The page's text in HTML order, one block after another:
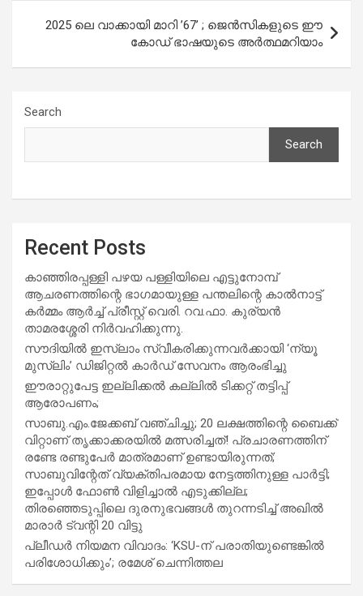
2025 ലെ വാക്കായി മാറി ’67’ ; ജെന്‍സികളുടെ ഈ
കോഡ് ഭാഷയുടെ അര്‍ത്ഥമറിയാം
Search
Search
Recent Posts
കാഞ്ഞിരപ്പള്ളി പഴയ പള്ളിയിലെ എട്ടുനോമ്പ്
ആചരണത്തിന്റെ ഭാഗമായുള്ള പന്തലിന്റെ കാൽനാട്ട്
കർമ്മം ആർച്ച് പ്രീസ്റ്റ് വെരി. റവ.ഫാ. കുര്യൻ
താമരശ്ശേരി നിർവഹിക്കുന്നു.
സൗദിയില്‍ ഇസ്‌ലാം സ്വീകരിക്കുന്നവര്‍ക്കായി ‘ന്യൂ
മുസ്ലിം’ ഡിജിറ്റല്‍ കാര്‍ഡ് സേവനം ആരംഭിച്ചു
ഈരാറ്റുപേട്ട ഇല്ലിക്കൽ കല്ലിൽ ടിക്കറ്റ് തട്ടിപ്പ്
ആരോപണം;
സാബു.എം.ജേക്കബ് വഞ്ചിച്ചു; 20 ലക്ഷത്തിന്റെ ബൈക്ക്
വിറ്റാണ് തൃക്കാക്കരയില്‍ മത്സരിച്ചത്! പ്രചാരണത്തിന്
രണ്ടേ രണ്ടുപേര്‍ മാത്രമാണ് ഉണ്ടായിരുന്നത്;
സാബുവിന്റേത് വ്യക്തിപരമായ നേട്ടത്തിനുള്ള പാര്‍ട്ടി;
ഇപ്പോള്‍ ഫോണ്‍ വിളിച്ചാല്‍ എടുക്കില്ല;
തിരഞ്ഞെടുപ്പിലെ ദുരനുഭവങ്ങള്‍ തുറന്നടിച്ച് അഖില്‍
മാരാര്‍ ട്വന്റി 20 വിട്ടു
പ്ലീഡർ നിയമന വിവാദം: ‘KSU-ന് പരാതിയുണ്ടെങ്കിൽ
പരിശോധിക്കും’; രമേശ് ചെന്നിത്തല